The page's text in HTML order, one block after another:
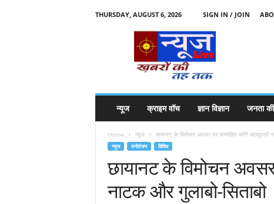
THURSDAY, AUGUST 6, 2026 SIGN IN / JOIN
न्यूज क्राइम वॉच ज्ञान विज्ञान जनता
Home न्यूज छायानट के विमोचन अवसर पर सम्मोहित करेंगे कठपुतली
न्यूज मनोरंजन विविध
छायानट के विमोचन
नाटक और गुलाबो-सिताबो